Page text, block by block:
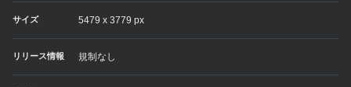
サイズ 5479 x 3779 px
リリース情報 規制なし